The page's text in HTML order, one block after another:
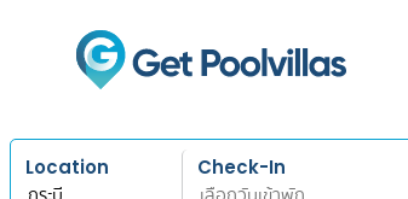
Location Check-In